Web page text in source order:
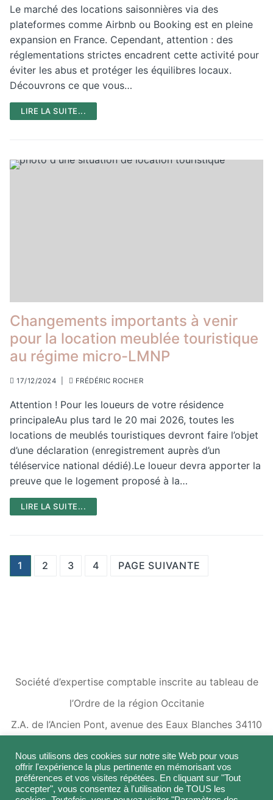
Le marché des locations saisonnières via des
plateformes comme Airbnb ou Booking est en pleine
expansion en France. Cependant, attention : des
réglementations strictes encadrent cette activité pour
éviter les abus et protéger les équilibres locaux.
Découvrons ce que vous…
LIRE LA SUITE...
Changements importants à venir
pour la location meublée touristique
au régime micro-LMNP
17/12/2024 FRÉDÉRIC ROCHER
Attention ! Pour les loueurs de votre résidence
principaleAu plus tard le 20 mai 2026, toutes les
locations de meublés touristiques devront faire l’objet
d’une déclaration (enregistrement auprès d’un
téléservice national dédié).Le loueur devra apporter la
preuve que le logement proposé à la…
LIRE LA SUITE...
1 2 3 4 PAGE SUIVANTE
Société d’expertise comptable inscrite au tableau de
l’Ordre de la région Occitanie
Z.A. de l’Ancien Pont, avenue des Eaux Blanches 34110
Nous utilisons des cookies sur notre site Web pour vous
offrir l'expérience la plus pertinente en mémorisant vos
préférences et vos visites répétées. En cliquant sur "Tout
accepter", vous consentez à l'utilisation de TOUS les